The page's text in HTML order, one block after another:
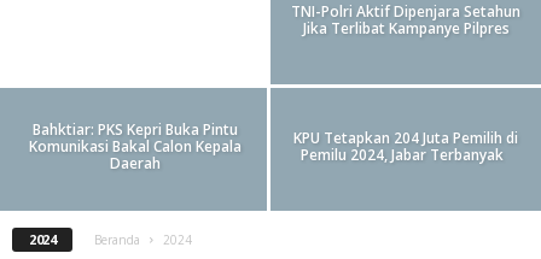
TNI-Polri Aktif Dipenjara Setahun
Jika Terlibat Kampanye Pilpres
Bahktiar: PKS Kepri Buka Pintu
Komunikasi Bakal Calon Kepala
Daerah
KPU Tetapkan 204 Juta Pemilih di
Pemilu 2024, Jabar Terbanyak
2024 Beranda 2024